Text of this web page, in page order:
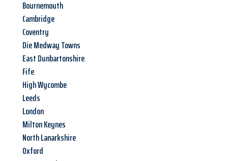
Bournemouth
Cambridge
Coventry
Die Medway Towns
East Dunbartonshire
Fife
High Wycombe
Leeds
London
Milton Keynes
North Lanarkshire
Oxford